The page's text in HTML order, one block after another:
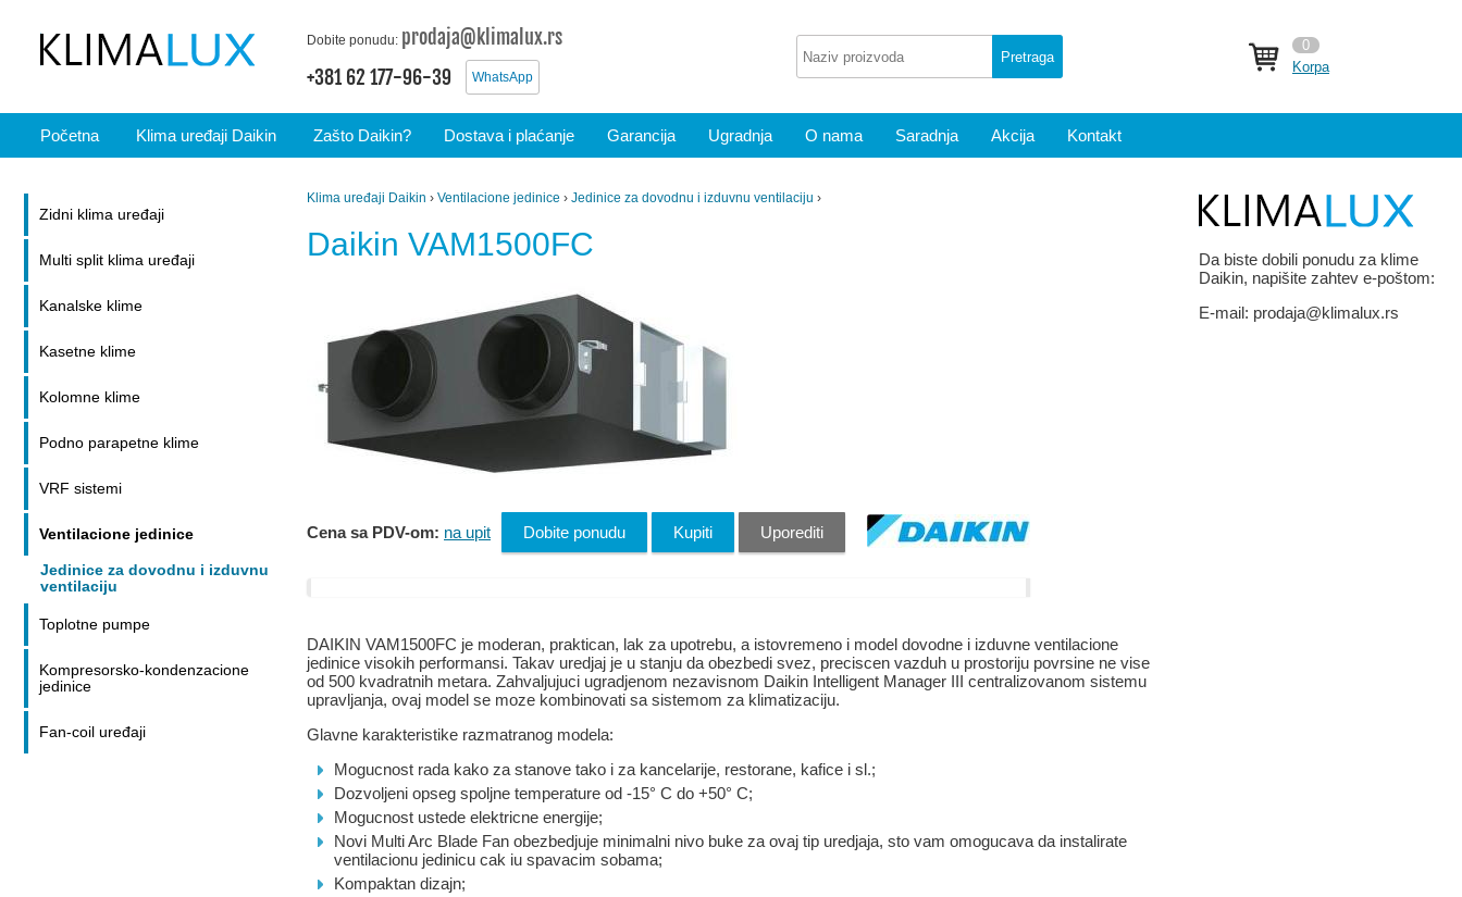
Dobite ponudu: prodaja@klimalux.rs
+381 62 177-96-39
WhatsApp
Pretraga
0
Korpa
Početna Klima uređaji Daikin Zašto Daikin? Dostava i plaćanje Garancija Ugradnja O nama Saradnja Akcija Kontakt
Klima uređaji Daikin › Ventilacione jedinice › Jedinice za dovodnu i izduvnu ventilaciju ›
Daikin VAM1500FC
Cena sa PDV-om: na upit Dobite ponudu Kupiti Uporediti
DAIKIN VAM1500FC je moderan, praktican, lak za upotrebu, a istovremeno i model dovodne i izduvne ventilacione
jedinice visokih performansi. Takav uredjaj je u stanju da obezbedi svez, preciscen vazduh u prostoriju povrsine ne vise
od 500 kvadratnih metara. Zahvaljujuci ugradjenom nezavisnom Daikin Intelligent Manager III centralizovanom sistemu
upravljanja, ovaj model se moze kombinovati sa sistemom za klimatizaciju.
Glavne karakteristike razmatranog modela:
Mogucnost rada kako za stanove tako i za kancelarije, restorane, kafice i sl.;
Dozvoljeni opseg spoljne temperature od -15° C do +50° C;
Mogucnost ustede elektricne energije;
Novi Multi Arc Blade Fan obezbedjuje minimalni nivo buke za ovaj tip uredjaja, sto vam omogucava da instalirate
ventilacionu jedinicu cak iu spavacim sobama;
Kompaktan dizajn;
Zidni klima uređaji
Multi split klima uređaji
Kanalske klime
Kasetne klime
Kolomne klime
Podno parapetne klime
VRF sistemi
Ventilacione jedinice
Jedinice za dovodnu i izduvnu
ventilaciju
Toplotne pumpe
Kompresorsko-kondenzacione
jedinice
Fan-coil uređaji
Da biste dobili ponudu za klime
Daikin, napišite zahtev e-poštom:
E-mail: prodaja@klimalux.rs